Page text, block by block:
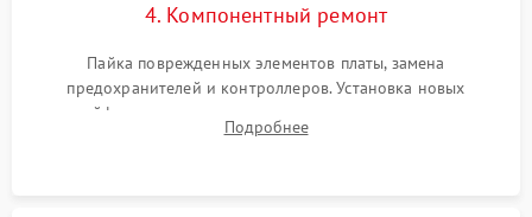
4. Компонентный ремонт
Пайка поврежденных элементов платы, замена
предохранителей и контроллеров. Установка новых
шлейфов, дисплея, механизма затвора или двигателя
автофокуса. Восстановление геометрии тубуса объектива
Подробнее